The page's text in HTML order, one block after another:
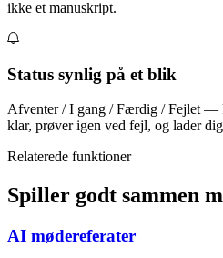
ikke et manuskript.
Status synlig på et blik
Afventer / I gang / Færdig / Fejlet —
klar, prøver igen ved fejl, og lader
Relaterede funktioner
Spiller godt sammen
AI mødereferater